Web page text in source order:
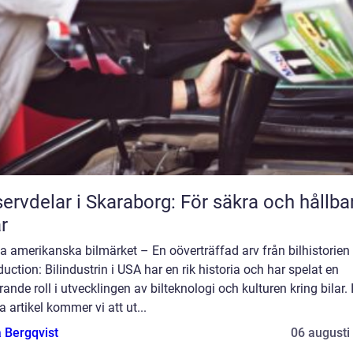
i Skaraborg: För säkra och
amerikanska bilmärket – En oöverträffad arv från bilhistorien
Bilindustrin i USA har en rik historia och har spelat en
roll i utvecklingen av bilteknologi och kulturen kring bilar. I
artikel kommer vi att ut...
Bergqvist
06 augusti